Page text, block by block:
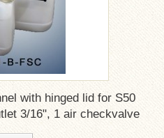
with hinged lid for S50
3/16", 1 air checkvalve